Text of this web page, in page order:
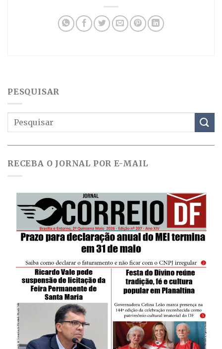
PESQUISAR
RECEBA O JORNAL POR E-MAIL